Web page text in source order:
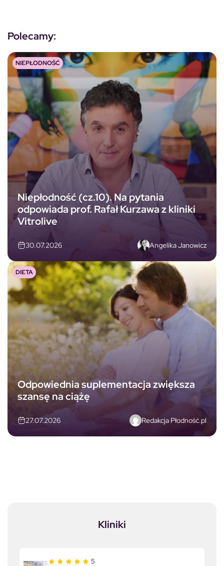
Polecamy:
Niepłodność (cz.10). Na pytania
odpowiada prof. Rafał Kurzawa z kliniki
Vitrolive
30.07.2026 Angelika Janowicz
NIEPŁODNOŚĆ
Odpowiednia suplementacja zwiększa
szansę na ciążę
27.07.2026 Redakcja Płodność.pl
DIETA
Kliniki
5